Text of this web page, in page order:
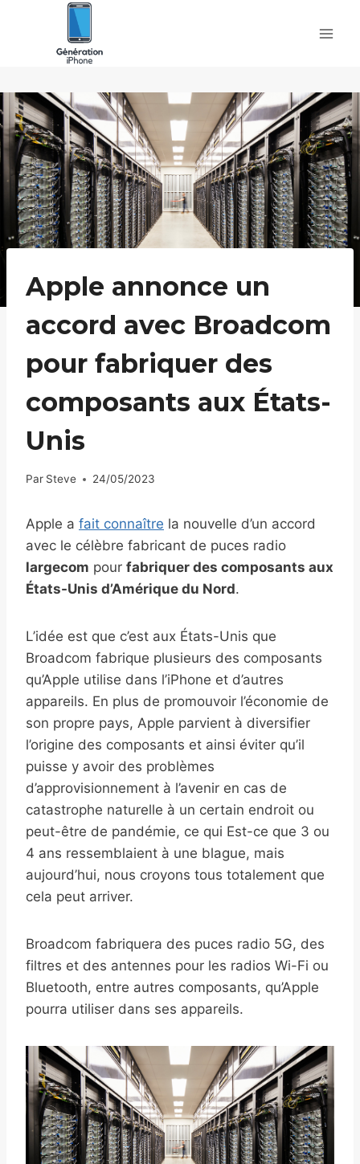
Apple annonce un
accord avec Broadcom
pour fabriquer des
composants aux États-
Unis
Par Steve 24/05/2023
Apple a fait connaître la nouvelle d’un accord
avec le célèbre fabricant de puces radio
largecom pour fabriquer des composants aux
États-Unis d’Amérique du Nord.
L’idée est que c’est aux États-Unis que
Broadcom fabrique plusieurs des composants
qu’Apple utilise dans l’iPhone et d’autres
appareils. En plus de promouvoir l’économie de
son propre pays, Apple parvient à diversifier
l’origine des composants et ainsi éviter qu’il
puisse y avoir des problèmes
d’approvisionnement à l’avenir en cas de
catastrophe naturelle à un certain endroit ou
peut-être de pandémie, ce qui Est-ce que 3 ou
4 ans ressemblaient à une blague, mais
aujourd’hui, nous croyons tous totalement que
cela peut arriver.
Broadcom fabriquera des puces radio 5G, des
filtres et des antennes pour les radios Wi-Fi ou
Bluetooth, entre autres composants, qu’Apple
pourra utiliser dans ses appareils.